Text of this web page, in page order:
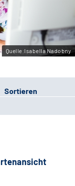
Quelle:Isabella Nadobny
Sortieren